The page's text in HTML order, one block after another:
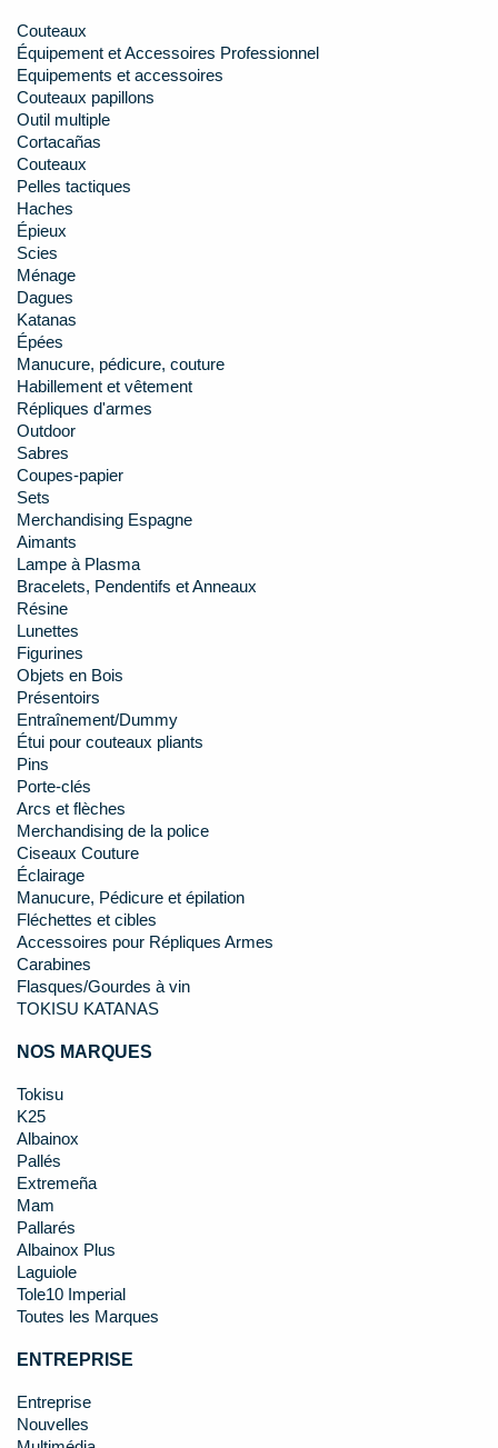
Couteaux
Équipement et Accessoires Professionnel
Equipements et accessoires
Couteaux papillons
Outil multiple
Cortacañas
Couteaux
Pelles tactiques
Haches
Épieux
Scies
Ménage
Dagues
Katanas
Épées
Manucure, pédicure, couture
Habillement et vêtement
Répliques d'armes
Outdoor
Sabres
Coupes-papier
Sets
Merchandising Espagne
Aimants
Lampe à Plasma
Bracelets, Pendentifs et Anneaux
Résine
Lunettes
Figurines
Objets en Bois
Présentoirs
Entraînement/Dummy
Étui pour couteaux pliants
Pins
Porte-clés
Arcs et flèches
Merchandising de la police
Ciseaux Couture
Éclairage
Manucure, Pédicure et épilation
Fléchettes et cibles
Accessoires pour Répliques Armes
Carabines
Flasques/Gourdes à vin
TOKISU KATANAS
NOS MARQUES
Tokisu
K25
Albainox
Pallés
Extremeña
Mam
Pallarés
Albainox Plus
Laguiole
Tole10 Imperial
Toutes les Marques
ENTREPRISE
Entreprise
Nouvelles